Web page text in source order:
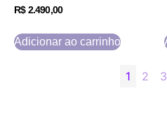
R$2.490,00
Adicionar ao carrinho
1 2 3